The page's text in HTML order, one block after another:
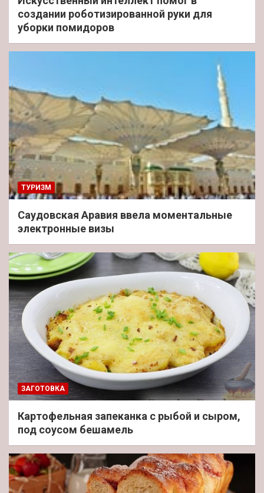
создании роботизированной руки для
уборки помидоров
ТУРИЗМ
Саудовская Аравия ввела моментальные
электронные визы
ЗАГОТОВКА
Картофельная запеканка с рыбой и сыром,
под соусом бешамель